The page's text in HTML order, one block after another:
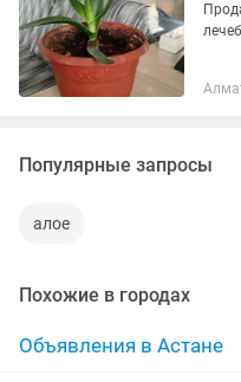
Популярные запросы
алое
Похожие в городах
Объявления в Астане